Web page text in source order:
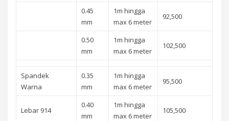
0.45
mm
1m hingga
max 6 meter
92,500
0.50
mm
1m hingga
max 6 meter
102,500
Spandek
Warna
0.35
mm
1m hingga
max 6 meter
95,500
Lebar 914
0.40
mm
1m hingga
max 6 meter
105,500